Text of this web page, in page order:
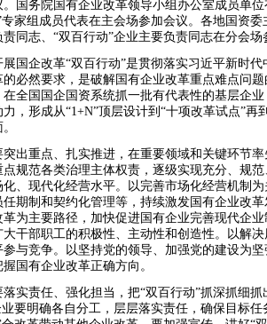
国务院国有企业改革领导小组办公室成员单
家组成员代表在主会场参加会议。各地国资
同志、“双百行动”企业主要负责同志在分会场
国企改革“双百行动”是贯彻落实习近平新时
的必然要求，是破解国有企业改革重点难点问
全国国企国资系统抓一批有代表性的基层企
，形成从“1+N”顶层设计到“十项改革试点”再
突出重点、扎实推进，在重要领域和关键环节
规范各类治理主体权责，逐级实现充分、规
、现代化经营水平。以完善市场化经营机制
期制和契约化管理等，持续激发国有企业改
为主要路径，加快促进国有企业完善现代企
干部职工的积极性、主动性和创造性。以解
与竞争。以坚持党的领导、加强党的建设为
国有企业改革正确方向。
实责任、强化担当，把“双百行动”抓深抓细
要明确各自分工，层层落实责任，确保目标